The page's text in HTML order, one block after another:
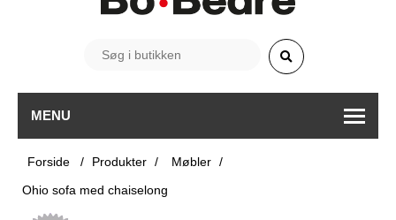
MENU
Forside / Produkter / Møbler /
Ohio sofa med chaiselong